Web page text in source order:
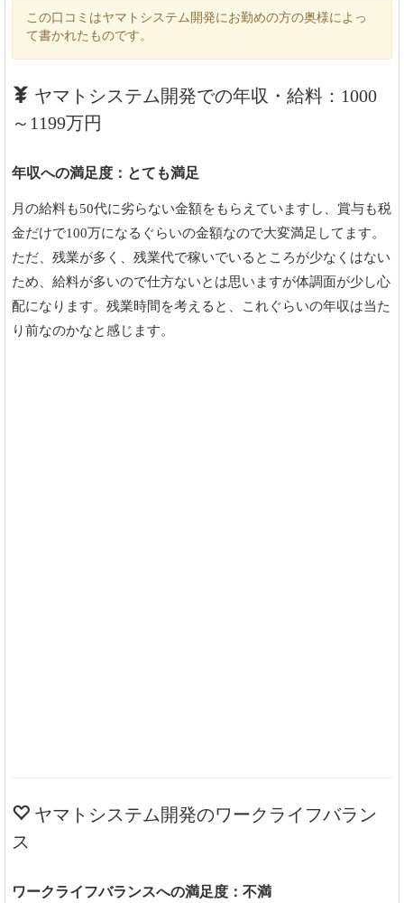
この口コミはヤマトシステム開発にお勤めの方の奥様によっ
て書かれたものです。
ヤマトシステム開発での年収・給料：1000
～1199万円
年収への満足度：とても満足
月の給料も50代に劣らない金額をもらえていますし、賞与も税
金だけで100万になるぐらいの金額なので大変満足してます。
ただ、残業が多く、残業代で稼いでいるところが少なくはない
ため、給料が多いので仕方ないとは思いますが体調面が少し心
配になります。残業時間を考えると、これぐらいの年収は当た
り前なのかなと感じます。
ヤマトシステム開発のワークライフバラン
ス
ワークライフバランスへの満足度：不満